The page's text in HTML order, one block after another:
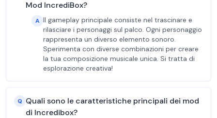
Mod IncrediBox?
A Il gameplay principale consiste nel trascinare e
rilasciare i personaggi sul palco. Ogni personaggio
rappresenta un diverso elemento sonoro.
Sperimenta con diverse combinazioni per creare
la tua composizione musicale unica. Si tratta di
esplorazione creativa!
Q Quali sono le caratteristiche principali dei mod
di Incredibox?